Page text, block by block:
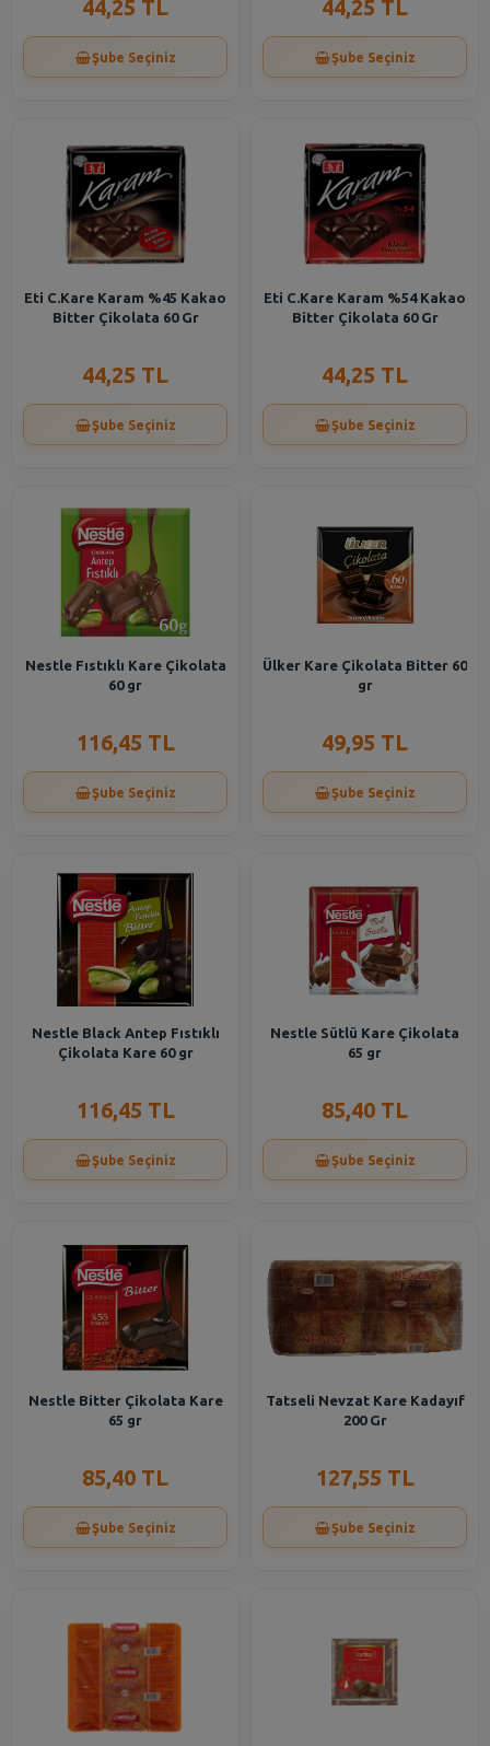
44,25 TL
Şube Seçiniz
44,25 TL
Şube Seçiniz
Eti C.Kare Karam %45 Kakao
Bitter Çikolata 60 Gr
44,25 TL
Şube Seçiniz
Eti C.Kare Karam %54 Kakao
Bitter Çikolata 60 Gr
44,25 TL
Şube Seçiniz
Nestle Fıstıklı Kare Çikolata
60 gr
116,45 TL
Şube Seçiniz
Ülker Kare Çikolata Bitter 60
gr
49,95 TL
Şube Seçiniz
Nestle Black Antep Fıstıklı
Çikolata Kare 60 gr
116,45 TL
Şube Seçiniz
Nestle Sütlü Kare Çikolata
65 gr
85,40 TL
Şube Seçiniz
Nestle Bitter Çikolata Kare
65 gr
85,40 TL
Şube Seçiniz
Tatseli Nevzat Kare Kadayıf
200 Gr
127,55 TL
Şube Seçiniz